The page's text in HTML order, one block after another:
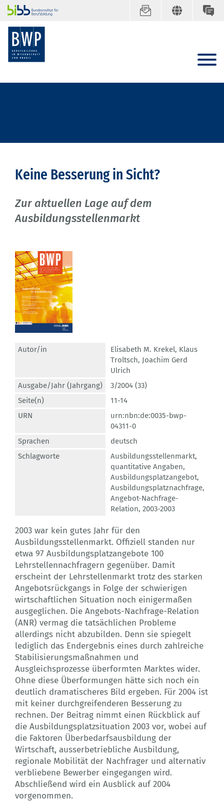
Keine Besserung in Sicht?
Zur aktuellen Lage auf dem
Ausbildungsstellenmarkt
Autor/in Elisabeth M. Krekel, Klaus
Troltsch, Joachim Gerd
Ulrich
Ausgabe/Jahr (Jahrgang)
3/2004 (33)
Seite(n)
11-14
URN
urn:nbn:de:0035-bwp-
04311-0
Sprachen
deutsch
Schlagworte
Ausbildungsstellenmarkt,
quantitative Angaben,
Ausbildungsplatzangebot,
Ausbildungsplatznachfrage,
Angebot-Nachfrage-
Relation, 2003-2003
2003 war kein gutes Jahr für den
Ausbildungsstellenmarkt. Offiziell standen nur
etwa 97 Ausbildungsplatzangebote 100
Lehrstellennachfragern gegenüber. Damit
erscheint der Lehrstellenmarkt trotz des starken
Angebotsrückgangs in Folge der schwierigen
wirtschaftlichen Situation noch einigermaßen
ausgeglichen. Die Angebots-Nachfrage-Relation
(ANR) vermag die tatsächlichen Probleme
allerdings nicht abzubilden. Denn sie spiegelt
lediglich das Endergebnis eines durch zahlreiche
Stabilisierungsmaßnahmen und
Ausgleichsprozesse überformten Marktes wider.
Ohne diese Überformungen hätte sich noch ein
deutlich dramatischeres Bild ergeben. Für 2004 ist
mit keiner durchgreifenderen Besserung zu
rechnen. Der Beitrag nimmt einen Rückblick auf
die Ausbildungsplatzsituation 2003 vor, wobei auf
die Faktoren Überbedarfsausbildung der
Wirtschaft, ausserbetriebliche Ausbildung,
regionale Mobilität der Nachfrager und alternativ
verbliebene Bewerber eingegangen wird.
Abschließend wird ein Ausblick auf 2004
vorgenommen.